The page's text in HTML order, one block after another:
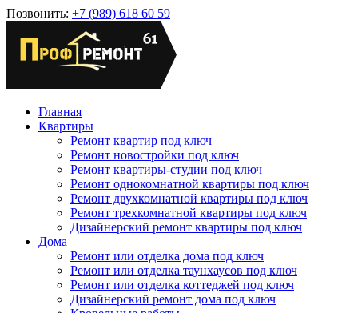
Позвонить: +7 (989) 618 60 59
Главная
Квартиры
Ремонт квартир под ключ
Ремонт новостройки под ключ
Ремонт квартиры-студии под ключ
Ремонт однокомнатной квартиры под ключ
Ремонт двухкомнатной квартиры под ключ
Ремонт трехкомнатной квартиры под ключ
Дизайнерский ремонт квартиры под ключ
Дома
Ремонт или отделка дома под ключ
Ремонт или отделка таунхаусов под ключ
Ремонт или отделка коттеджей под ключ
Дизайнерский ремонт дома под ключ